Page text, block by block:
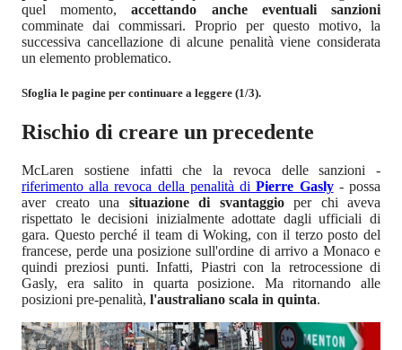
quel momento,accettando anche eventuali sanzioni
comminate dai commissari. Proprio per questo motivo, la
successiva cancellazione di alcune penalità viene considerata
un elemento problematico.
Sfoglia le pagine per continuare a leggere (1/3).
Rischio di creare un precedente
McLaren sostiene infatti che la revoca delle sanzioni -
riferimento alla revoca della penalità di Pierre Gasly - possa
aver creato una situazione di svantaggioper chi aveva
rispettato le decisioni inizialmente adottate dagli ufficiali di
gara. Questo perché il team di Woking, con il terzo posto del
francese, perde una posizione sull'ordine di arrivo a Monaco e
quindi preziosi punti. Infatti, Piastri con la retrocessione di
Gasly, era salito in quarta posizione. Ma ritornando alle
posizioni pre-penalità, l'australiano scala in quinta.